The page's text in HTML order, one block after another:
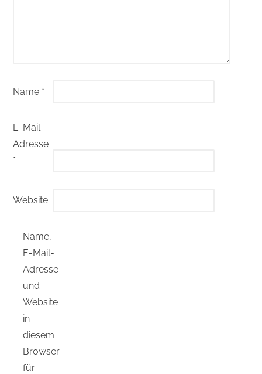
Name *
E-Mail-
Adresse
*
Website
Name,
E-Mail-
Adresse
und
Website
in
diesem
Browser
für